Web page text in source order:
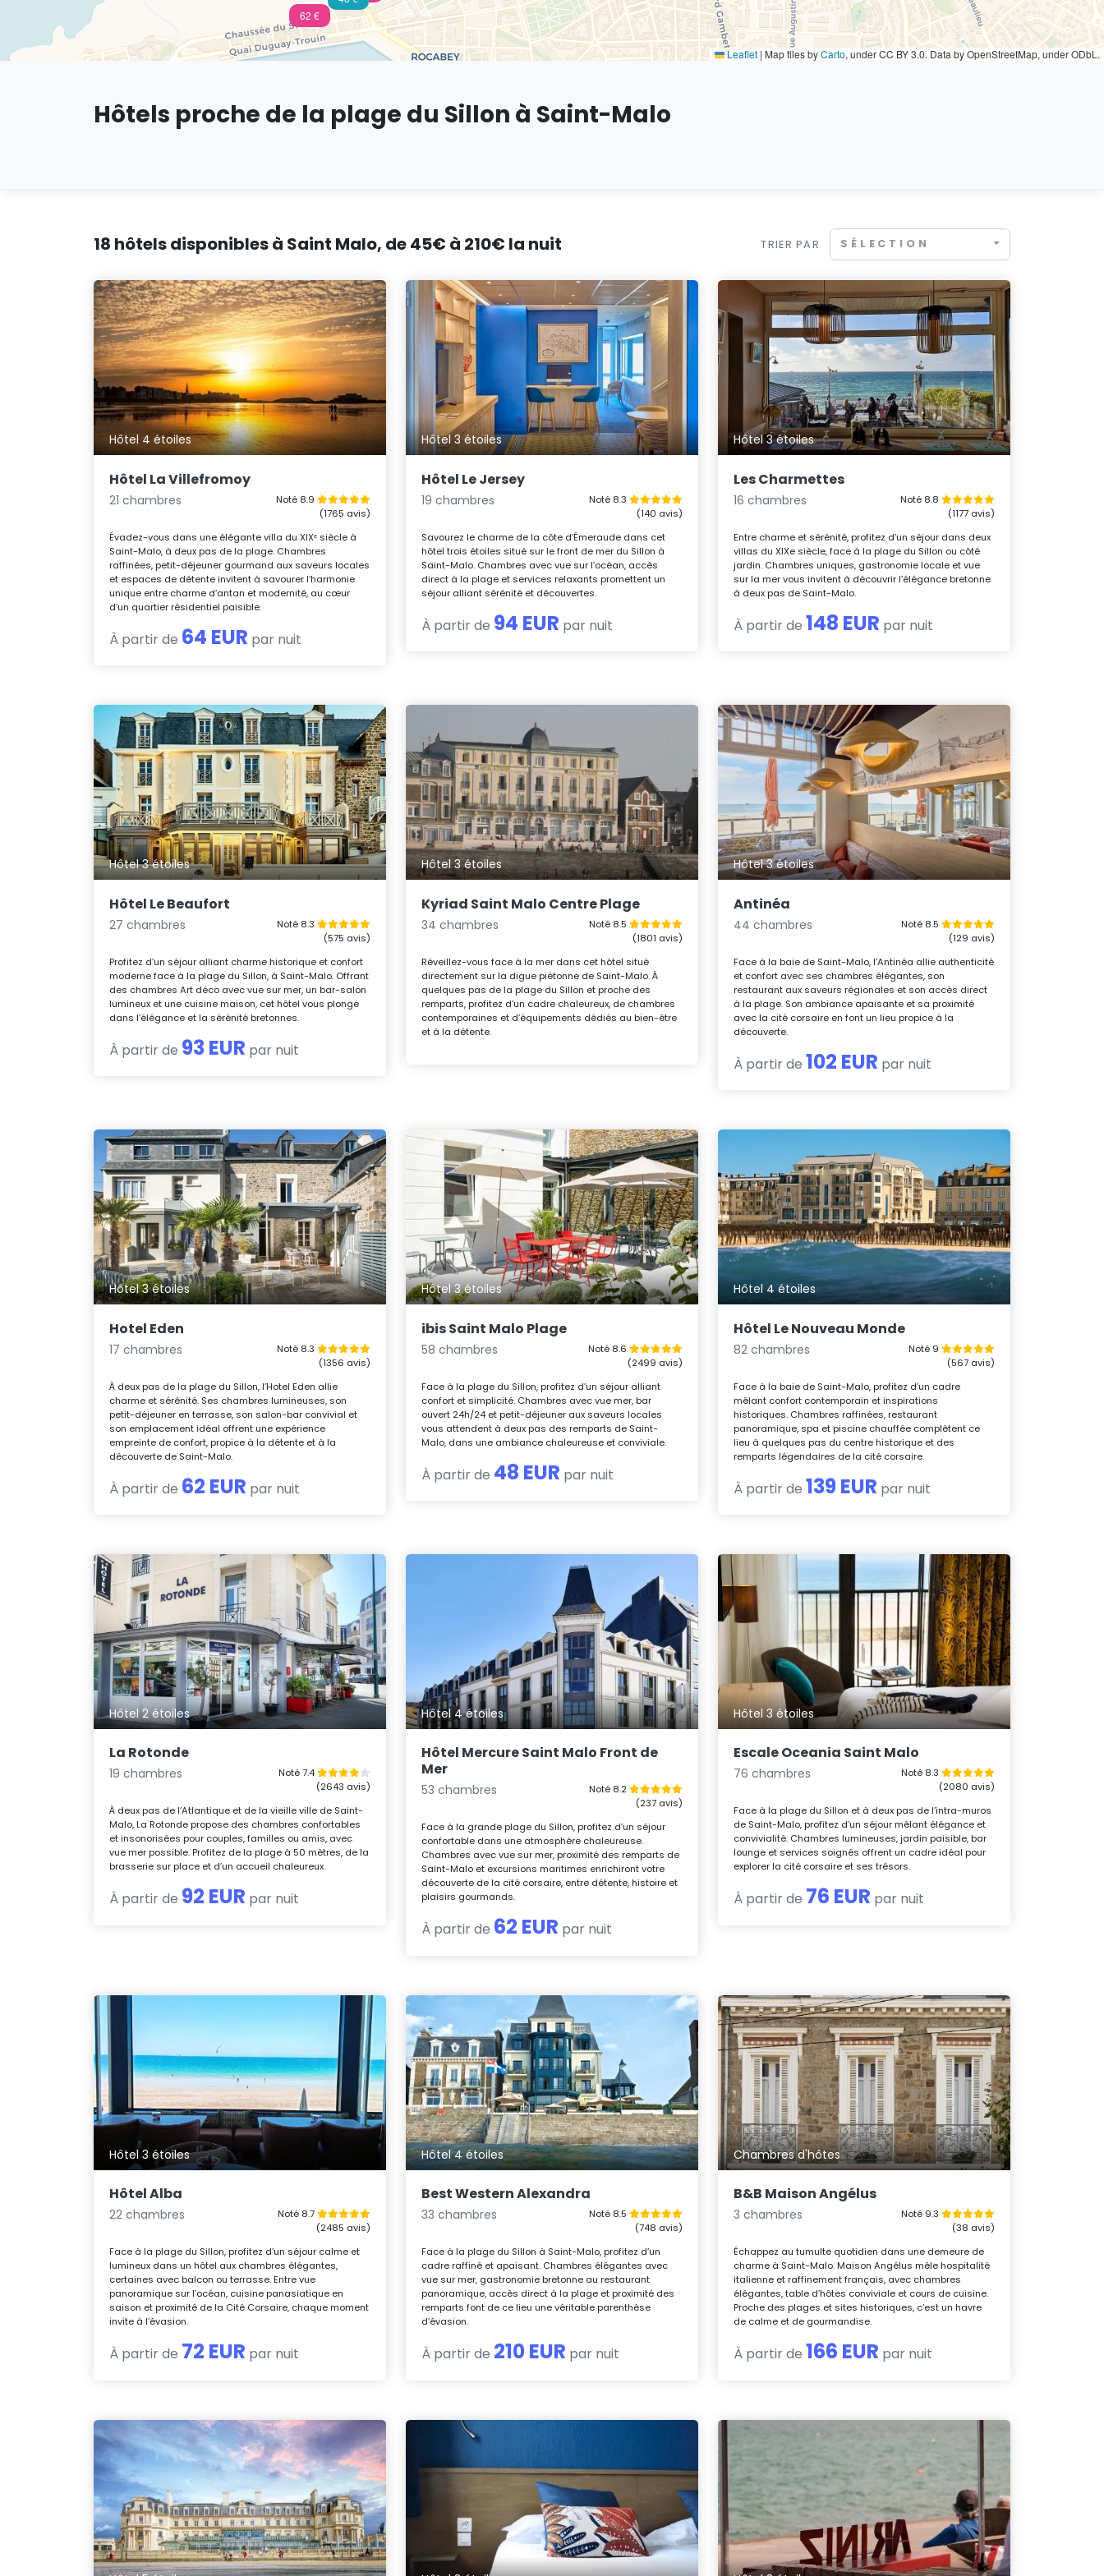
62 €
Leaflet | Map tiles byCarto, under CC BY 3.0. Data by OpenStreetMap, under ODbL.
Hôtels proche de la plage du Sillon à Saint-Malo
18 hôtels disponibles à Saint Malo, de 45€ à 210€ la nuit TRIER PAR SÉLECTION
Hôtel 4 étoiles
Hôtel La Villefromoy
21 chambres
Noté 8.9
(1765 avis)
Évadez-vous dans une élégante villa du XIXᵉ siècle à
Saint-Malo, à deux pas de la plage. Chambres
raffinées, petit-déjeuner gourmand aux saveurs locales
et espaces de détente invitent à savourer l’harmonie
unique entre charme d’antan et modernité, au cœur
d’un quartier résidentiel paisible.
À partir de 64 EUR par nuit
Hôtel 3 étoiles
Hôtel Le Jersey
19 chambres
Noté 8.3
(140 avis)
Savourez le charme de la côte d’Émeraude dans cet
hôtel trois étoiles situé sur le front de mer du Sillon à
Saint-Malo. Chambres avec vue sur l’océan, accès
direct à la plage et services relaxants promettent un
séjour alliant sérénité et découvertes.
À partir de 94 EUR par nuit
Hôtel 3 étoiles
Les Charmettes
16 chambres
Noté 8.8
(1177 avis)
Entre charme et sérénité, profitez d’un séjour dans deux
villas du XIXe siècle, face à la plage du Sillon ou côté
jardin. Chambres uniques, gastronomie locale et vue
sur la mer vous invitent à découvrir l’élégance bretonne
à deux pas de Saint-Malo.
À partir de 148 EUR par nuit
Hôtel 3 étoiles
Hôtel Le Beaufort
27 chambres
Noté 8.3
(575 avis)
Profitez d’un séjour alliant charme historique et confort
moderne face à la plage du Sillon, à Saint-Malo. Offrant
des chambres Art déco avec vue sur mer, un bar-salon
lumineux et une cuisine maison, cet hôtel vous plonge
dans l’élégance et la sérénité bretonnes.
À partir de 93 EUR par nuit
Hôtel 3 étoiles
Kyriad Saint Malo Centre Plage
34 chambres
Noté 8.5
(1801 avis)
Réveillez-vous face à la mer dans cet hôtel situé
directement sur la digue piétonne de Saint-Malo. À
quelques pas de la plage du Sillon et proche des
remparts, profitez d’un cadre chaleureux, de chambres
contemporaines et d’équipements dédiés au bien-être
et à la détente.
Hôtel 3 étoiles
Antinéa
44 chambres
Noté 8.5
(129 avis)
Face à la baie de Saint-Malo, l’Antinéa allie authenticité
et confort avec ses chambres élégantes, son
restaurant aux saveurs régionales et son accès direct
à la plage. Son ambiance apaisante et sa proximité
avec la cité corsaire en font un lieu propice à la
découverte.
À partir de102 EUR par nuit
Hôtel 3 étoiles
Hotel Eden
17 chambres
Noté 8.3
(1356 avis)
À deux pas de la plage du Sillon, l’Hotel Eden allie
charme et sérénité. Ses chambres lumineuses, son
petit-déjeuner en terrasse, son salon-bar convivial et
son emplacement idéal offrent une expérience
empreinte de confort, propice à la détente et à la
découverte de Saint-Malo.
À partir de 62 EUR par nuit
Hôtel 3 étoiles
ibis Saint Malo Plage
58 chambres
Noté 8.6
(2499 avis)
Face à la plage du Sillon, profitez d’un séjour alliant
confort et simplicité. Chambres avec vue mer, bar
ouvert 24h/24 et petit-déjeuner aux saveurs locales
vous attendent à deux pas des remparts de Saint-
Malo, dans une ambiance chaleureuse et conviviale.
À partir de 48 EUR par nuit
Hôtel 4 étoiles
Hôtel Le Nouveau Monde
82 chambres
Noté 9
(567 avis)
Face à la baie de Saint-Malo, profitez d’un cadre
mêlant confort contemporain et inspirations
historiques. Chambres raffinées, restaurant
panoramique, spa et piscine chauffée complètent ce
lieu à quelques pas du centre historique et des
remparts légendaires de la cité corsaire.
À partir de139 EUR par nuit
Hôtel 2 étoiles
La Rotonde
19 chambres
Noté 7.4
(2643 avis)
À deux pas de l’Atlantique et de la vieille ville de Saint-
Malo, La Rotonde propose des chambres confortables
et insonorisées pour couples, familles ou amis, avec
vue mer possible. Profitez de la plage à 50 mètres, de la
brasserie sur place et d’un accueil chaleureux.
À partir de 92 EUR par nuit
Hôtel 4 étoiles
Hôtel Mercure Saint Malo Front de
Mer
53 chambres
Noté 8.2
(237 avis)
Face à la grande plage du Sillon, profitez d’un séjour
confortable dans une atmosphère chaleureuse.
Chambres avec vue sur mer, proximité des remparts de
Saint-Malo et excursions maritimes enrichiront votre
découverte de la cité corsaire, entre détente, histoire et
plaisirs gourmands.
À partir de 62 EUR par nuit
Hôtel 3 étoiles
Escale Oceania Saint Malo
76 chambres
Noté 8.3
(2080 avis)
Face à la plage du Sillon et à deux pas de l’intra-muros
de Saint-Malo, profitez d’un séjour mêlant élégance et
convivialité. Chambres lumineuses, jardin paisible, bar
lounge et services soignés offrent un cadre idéal pour
explorer la cité corsaire et ses trésors.
À partir de 76 EUR par nuit
Hôtel 3 étoiles
Hôtel Alba
22 chambres
Noté 8.7
(2485 avis)
Face à la plage du Sillon, profitez d’un séjour calme et
lumineux dans un hôtel aux chambres élégantes,
certaines avec balcon ou terrasse. Entre vue
panoramique sur l’océan, cuisine panasiatique en
saison et proximité de la Cité Corsaire, chaque moment
invite à l’évasion.
À partir de 72 EUR par nuit
Hôtel 4 étoiles
Best Western Alexandra
33 chambres
Noté 8.5
(748 avis)
Face à la plage du Sillon à Saint-Malo, profitez d’un
cadre raffiné et apaisant. Chambres élégantes avec
vue sur mer, gastronomie bretonne au restaurant
panoramique, accès direct à la plage et proximité des
remparts font de ce lieu une véritable parenthèse
d’évasion.
À partir de 210 EUR par nuit
Chambres d'hôtes
B&B Maison Angélus
3 chambres
Noté 9.3
(38 avis)
Échappez au tumulte quotidien dans une demeure de
charme à Saint-Malo. Maison Angélus mêle hospitalité
italienne et raffinement français, avec chambres
élégantes, table d’hôtes conviviale et cours de cuisine.
Proche des plages et sites historiques, c’est un havre
de calme et de gourmandise.
À partir de 166 EUR par nuit